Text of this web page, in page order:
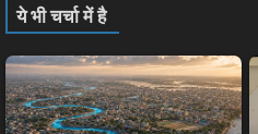
ये भी चर्चा में है